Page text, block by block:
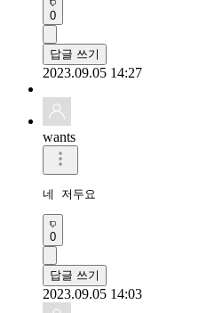
0
답글 쓰기
2023.09.05 14:27
wants
네 저두요
0
답글 쓰기
2023.09.05 14:03